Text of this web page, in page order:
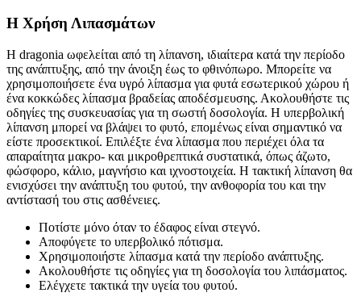
Η Χρήση Λιπασμάτων
Η dragonia ωφελείται από τη λίπανση, ιδιαίτερα κατά την περίοδο
της ανάπτυξης, από την άνοιξη έως το φθινόπωρο. Μπορείτε να
χρησιμοποιήσετε ένα υγρό λίπασμα για φυτά εσωτερικού χώρου ή
ένα κοκκώδες λίπασμα βραδείας αποδέσμευσης. Ακολουθήστε τις
οδηγίες της συσκευασίας για τη σωστή δοσολογία. Η υπερβολική
λίπανση μπορεί να βλάψει το φυτό, επομένως είναι σημαντικό να
είστε προσεκτικοί. Επιλέξτε ένα λίπασμα που περιέχει όλα τα
απαραίτητα μακρο- και μικροθρεπτικά συστατικά, όπως άζωτο,
φώσφορο, κάλιο, μαγνήσιο και ιχνοστοιχεία. Η τακτική λίπανση θα
ενισχύσει την ανάπτυξη του φυτού, την ανθοφορία του και την
αντίστασή του στις ασθένειες.
Ποτίστε μόνο όταν το έδαφος είναι στεγνό.
Αποφύγετε το υπερβολικό πότισμα.
Χρησιμοποιήστε λίπασμα κατά την περίοδο ανάπτυξης.
Ακολουθήστε τις οδηγίες για τη δοσολογία του λιπάσματος.
Ελέγχετε τακτικά την υγεία του φυτού.